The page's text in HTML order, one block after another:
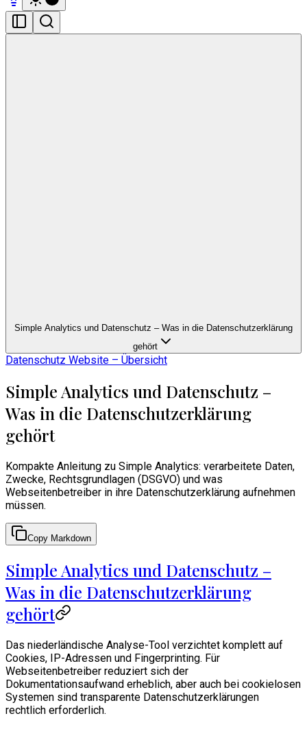
Simple Analytics und Datenschutz – Was in die Datenschutzerklärung
gehört
Datenschutz Website – Übersicht
Simple Analytics und Datenschutz –
Was in die Datenschutzerklärung
gehört
Kompakte Anleitung zu Simple Analytics: verarbeitete Daten,
Zwecke, Rechtsgrundlagen (DSGVO) und was
Webseitenbetreiber in ihre Datenschutzerklärung aufnehmen
müssen.
Copy Markdown
Simple Analytics und Datenschutz –
Was in die Datenschutzerklärung
gehört
Das niederländische Analyse-Tool verzichtet komplett auf
Cookies, IP-Adressen und Fingerprinting. Für
Webseitenbetreiber reduziert sich der
Dokumentationsaufwand erheblich, aber auch bei cookielosen
Systemen sind transparente Datenschutzerklärungen
rechtlich erforderlich.